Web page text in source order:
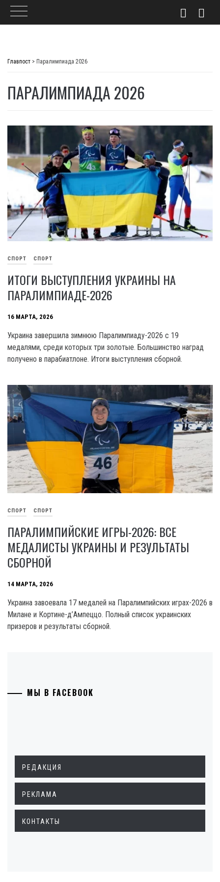
Главпост > Паралимпиада 2026
ПАРАЛИМПИАДА 2026
СПОРТ СПОРТ
ИТОГИ ВЫСТУПЛЕНИЯ УКРАИНЫ НА
ПАРАЛИМПИАДЕ-2026
16 МАРТА, 2026
Украина завершила зимнюю Паралимпиаду-2026 с 19
медалями, среди которых три золотые. Большинство наград
получено в парабиатлоне. Итоги выступления сборной.
СПОРТ СПОРТ
ПАРАЛИМПИЙСКИЕ ИГРЫ-2026: ВСЕ
МЕДАЛИСТЫ УКРАИНЫ И РЕЗУЛЬТАТЫ
СБОРНОЙ
14 МАРТА, 2026
Украина завоевала 17 медалей на Паралимпийских играх-2026 в
Милане и Кортине-д’Ампеццо. Полный список украинских
призеров и результаты сборной.
МЫ В FACEBOOK
РЕДАКЦИЯ
РЕКЛАМА
КОНТАКТЫ